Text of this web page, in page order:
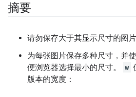
摘要
请勿保存大于其显示尺寸的图片
为每张图片保存多种尺寸，并
便浏览器选择最小的尺寸。
w
版本的宽度：